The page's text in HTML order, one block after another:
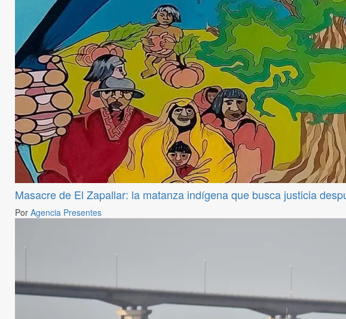
Masacre de El Zapallar: la matanza indígena que busca justicia
Por Agencia Presentes